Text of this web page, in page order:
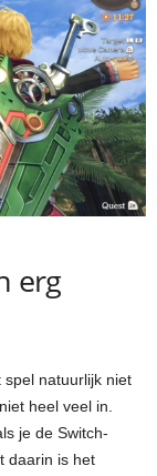
erg
natuurlijk niet
heel veel in.
je de Switch-
daarin is het